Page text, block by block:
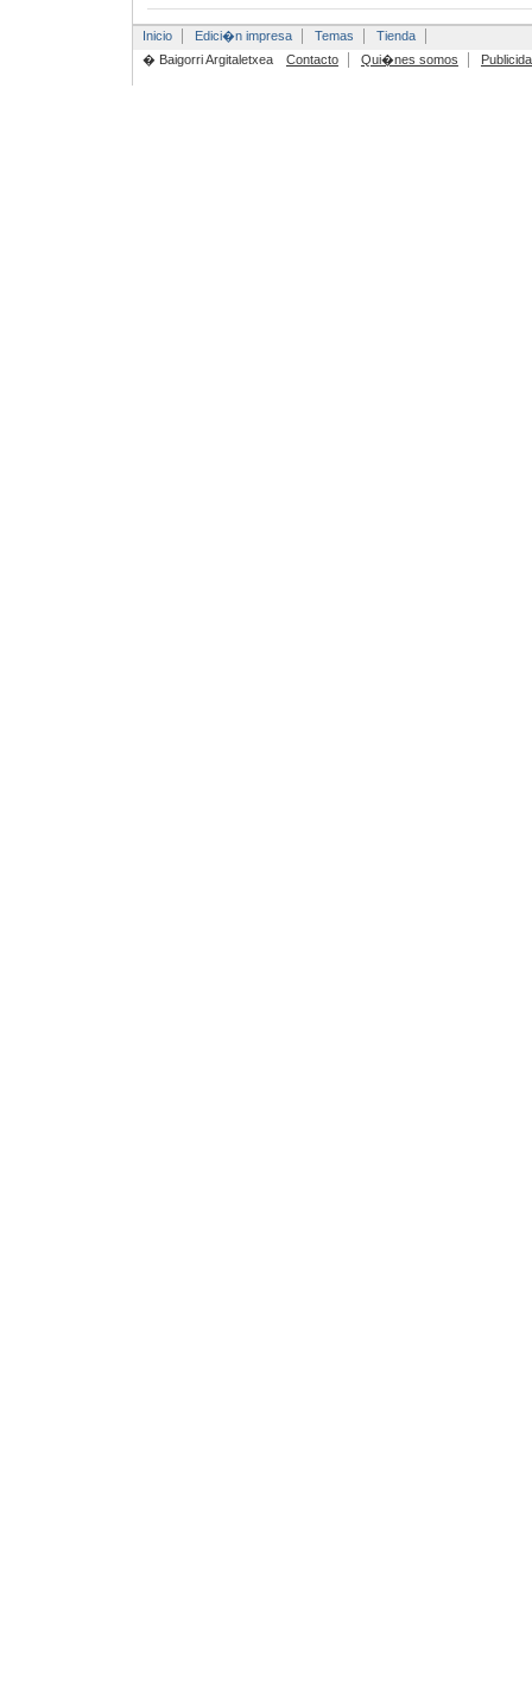
Inicio Edici�n impresa Temas
Tienda
� Baigorri Argitaletxea
Contacto Qui�nes somos